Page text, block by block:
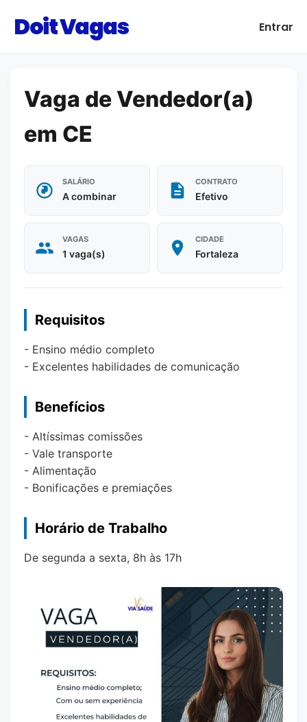
Doit Vagas Entrar
Vaga de Vendedor(a)
em CE
SALÁRIO
A combinar
CONTRATO
Efetivo
VAGAS
1 vaga(s)
CIDADE
Fortaleza
Requisitos
- Ensino médio completo
- Excelentes habilidades de comunicação
Benefícios
- Altíssimas comissões
- Vale transporte
- Alimentação
- Bonificações e premiações
Horário de Trabalho
De segunda a sexta, 8h às 17h